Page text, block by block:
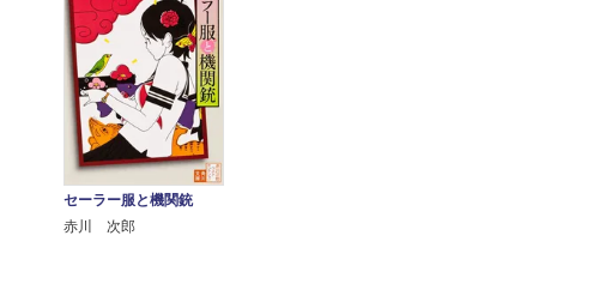
セーラー服と機関銃
赤川 次郎